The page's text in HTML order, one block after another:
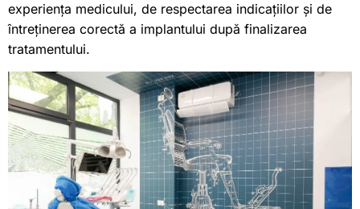
experiența medicului, de respectarea indicațiilor și de
întreținerea corectă a implantului după finalizarea
tratamentului.